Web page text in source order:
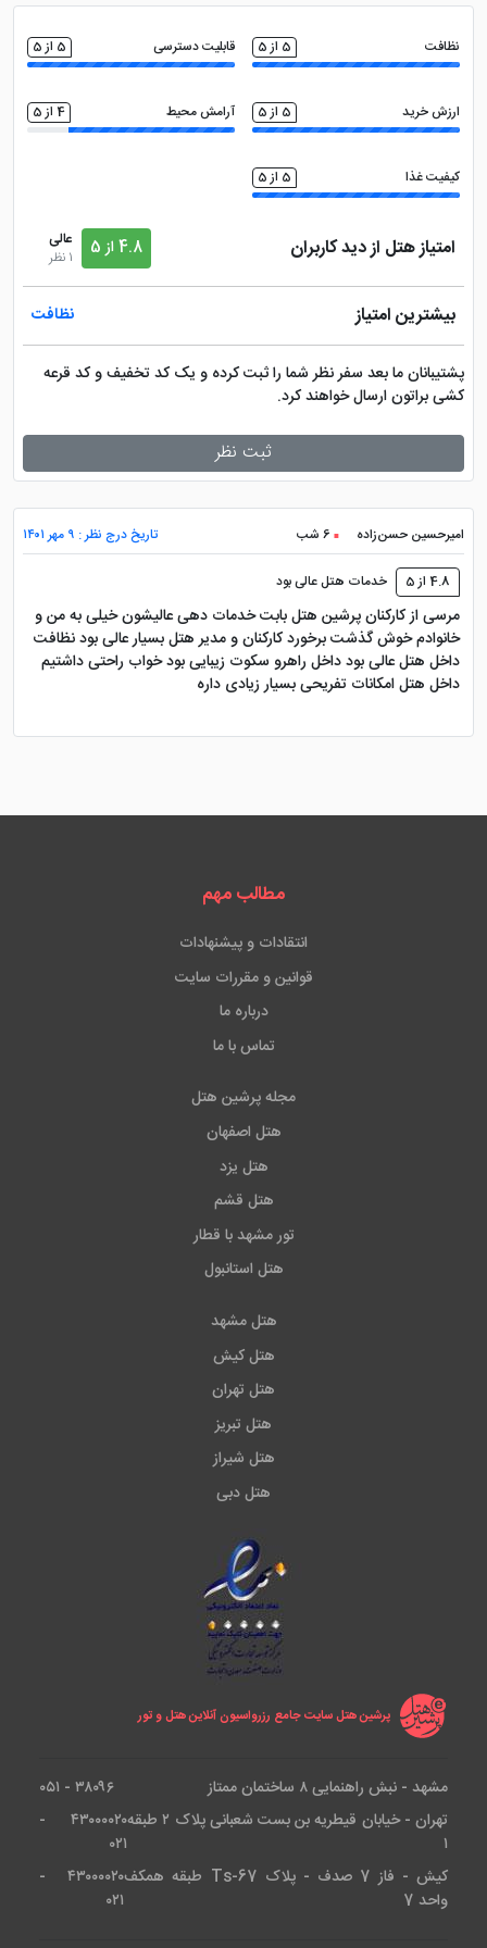
خدمات خشک شویی (لاندری)
نظافت 5 از 5 قابلیت دسترسی 5 از 5
ارزش خرید 5 از 5 آرامش محیط 4 از 5
کیفیت غذا 5 از 5
امتیاز هتل از دید کاربران 4.8 از 5
عالی
1 نظر
بیشترین امتیاز نظافت
پشتیبانان ما بعد سفر نظر شما را ثبت کرده و یک کد تخفیف و کد قرعه
کشی براتون ارسال خواهند کرد.
ثبت نظر
امیرحسین حسن‌زاده 6 شب تاریخ درج نظر : ۹ مهر ۱۴۰۱
4.8 از 5 خدمات هتل عالی بود
مرسی از کارکنان پرشین هتل بابت خدمات دهی عالیشون خیلی به من و
خانوادم خوش گذشت برخورد کارکنان و مدیر هتل بسیار عالی بود نظافت
داخل هتل عالی بود داخل راهرو سکوت زیبایی بود خواب راحتی داشتیم
داخل هتل امکانات تفریحی بسیار زیادی داره
مطالب مهم
انتقادات و پیشنهادات
قوانین و مقررات سایت
درباره ما
تماس با ما
مجله پرشین هتل
هتل اصفهان
هتل یزد
هتل قشم
تور مشهد با قطار
هتل استانبول
هتل مشهد
هتل کیش
هتل تهران
هتل تبریز
هتل شیراز
هتل دبی
پرشین هتل سایت جامع رزرواسیون آنلاین هتل و تور
مشهد - نبش راهنمایی ۸ ساختمان ممتاز
۳۸۰۹۶ - ۰۵۱
تهران - خیابان قیطریه بن بست شعبانی پلاک ۲ طبقه
۱
۴۳۰۰۰۰۲۰ -
۰۲۱
کیش - فاز 7 صدف - پلاک Ts-67 طبقه همکف
واحد 7
۴۳۰۰۰۰۲۰ -
۰۲۱